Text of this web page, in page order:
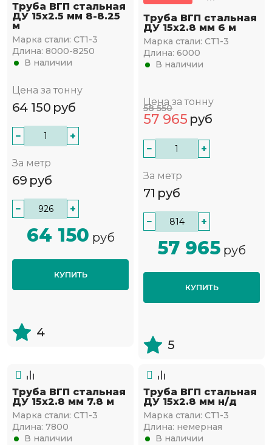
Труба ВГП стальная
ДУ 15х2.5 мм 8-8.25
м
Марка стали: СТ1-3
Длина: 8000-8250
В наличии
Цена за тонну
64 150 руб
− +
За метр
69 руб
− +
64 150 руб
КУПИТЬ
4
Труба ВГП стальная
ДУ 15х2.8 мм 6 м
Марка стали: СТ1-3
Длина: 6000
В наличии
Цена за тонну
58 550
57 965 руб
− +
За метр
71 руб
− +
57 965 руб
КУПИТЬ
5
Труба ВГП стальная
ДУ 15х2.8 мм 7.8 м
Марка стали: СТ1-3
Длина: 7800
В наличии
Труба ВГП стальная
ДУ 15х2.8 мм н/д
Марка стали: СТ1-3
Длина: немерная
В наличии